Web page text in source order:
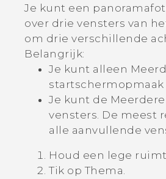
Je kunt een
over drie vensters van
om drie verschillende
Belangrijk:
Je kunt alleen
startschermopmaak
Je kunt de
vensters. De meest
alle aanvullende
Houd een lege
Tik opThema.